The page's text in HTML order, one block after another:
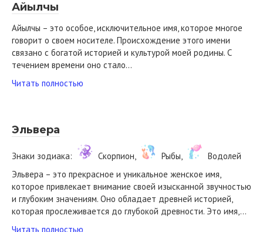
Айылчы
Айылчы – это особое, исключительное имя, которое многое
говорит о своем носителе. Происхождение этого имени
связано с богатой историей и культурой моей родины. С
течением времени оно стало…
Читать полностью
Эльвера
Знаки зодиака: Скорпион, Рыбы,
Водолей
Эльвера – это прекрасное и уникальное женское имя,
которое привлекает внимание своей изысканной звучностью
и глубоким значениям. Оно обладает древней историей,
которая прослеживается до глубокой древности. Это имя,…
Читать полностью